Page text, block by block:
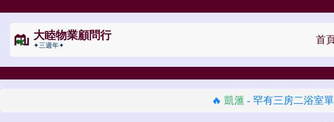
大睦物業顧問行
✦三週年✦
首
🔥 凱滙 - 罕有三房二浴室